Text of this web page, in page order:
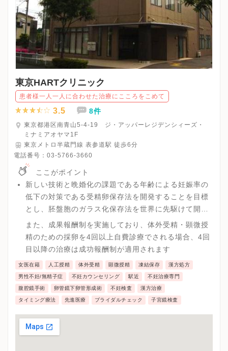
東京HARTクリニック
患者様一人一人に合わせた治療にこころをこめて
3.5 8件
東京都港区南青山5-4-19 ジ・アッパーレジデンシィーズ・
ミナミアオヤマ1F
東京メトロ半蔵門線 表参道駅 徒歩6分
電話番号： 03-5766-3660
ここがポイント
新しい技術と晩婚化の課題である年齢による妊娠率の
低下の対策である受精卵保存法を開発することを目標
とし、胚盤胞のガラス化保存法を世界に先駆けて開発
することができた他、胚盤胞培養液をさらに進化さ
せ、40%程度であった胚盤胞到達率を60%まで高め医
療技術の高さを保持しています。
また、成果報酬制を実施しており、体外受精・顕微授
精のための採卵を4回以上自費診療でされる場合、4回
目以降の治療は成功報酬制が適用されます
女医在籍 人工授精 体外受精 顕微授精 凍結保存 漢方処方
男性不妊/無精子症 不妊カウンセリング 駅近 不妊治療専門
腹腔鏡手術 卵管鏡下卵管形成術 不妊検査 漢方治療
タイミング療法 先進医療 ブライダルチェック 子宮鏡検査